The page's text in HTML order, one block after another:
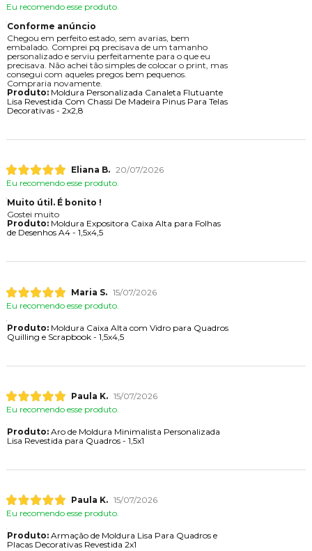
Eu recomendo esse produto.
Conforme anúncio
Chegou em perfeito estado, sem avarias, bem
embalado. Comprei pq precisava de um tamanho
personalizado e serviu perfeitamente para o que eu
precisava. Não achei tão simples de colocar o print, mas
consegui com aqueles pregos bem pequenos.
Compraria novamente.
Produto:Moldura Personalizada Canaleta Flutuante
Lisa Revestida Com Chassi De Madeira Pinus Para Telas
Decorativas - 2x2,8
Eliana B. 20/07/2026
Eu recomendo esse produto.
Muito útil. É bonito !
Gostei muito
Produto:Moldura Expositora Caixa Alta para Folhas
de Desenhos A4 - 1,5x4,5
Maria S. 15/07/2026
Eu recomendo esse produto.
Produto:Moldura Caixa Alta com Vidro para Quadros
Quilling e Scrapbook - 1,5x4,5
Paula K. 15/07/2026
Eu recomendo esse produto.
Produto:Aro de Moldura Minimalista Personalizada
Lisa Revestida para Quadros - 1,5x1
Paula K. 15/07/2026
Eu recomendo esse produto.
Produto:Armação de Moldura Lisa Para Quadros e
Placas Decorativas Revestida 2x1